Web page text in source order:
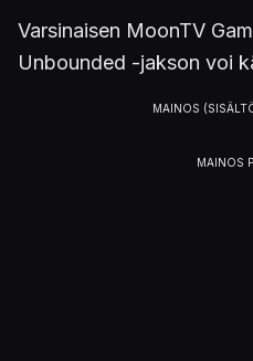
Varsinaisen MoonTV
Unbounded -jakson voi